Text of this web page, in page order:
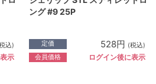
込)
示
ング #9 25P
定価 528円 (税込)
会員価格 ログイン後に表示